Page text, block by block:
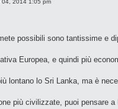
04, 2014 1:05 pm
possibili sono tantissime e
Europea, e quindi più
lontano lo Sri Lanka, ma è
più civilizzate, puoi pensare